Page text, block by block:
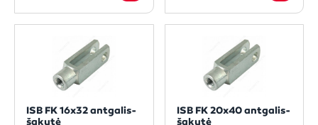
ISB FK 16x32 antgalis-
šakutė
ISB FK 20x40 antgalis-
šakutė